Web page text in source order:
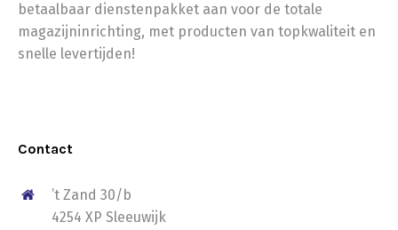
betaalbaar dienstenpakket aan voor de totale
magazijninrichting, met producten van topkwaliteit en
snelle levertijden!
Contact
’t Zand 30/b
4254 XP Sleeuwijk